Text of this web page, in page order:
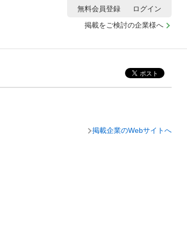
掲載をご検討の企業様へ
無料会員登録 ログイン
掲載企業のWebサイトへ